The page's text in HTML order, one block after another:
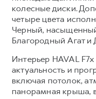
колесные диски.
четыре цвета
Черный,
Благородный Агат
Интерьер HAVAL
актуальность и
включая потолок,
панорамная крыша,